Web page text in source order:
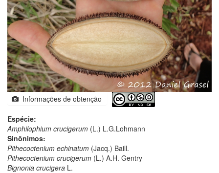
Informações de obtenção
Espécie:
Amphilophium crucigerum (L.) L.G.Lohmann
Sinônimos:
Pithecoctenium echinatum (Jacq.) Baill.
Pithecoctenium crucigerum (L.) A.H. Gentry
Bignonia crucigera L.